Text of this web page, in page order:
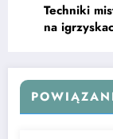
Techniki
na